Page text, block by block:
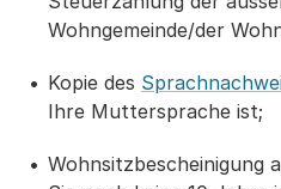
Wohngemeinde/der
Kopie des
Ihre Muttersprache ist;
Wohnsitzbescheinigung